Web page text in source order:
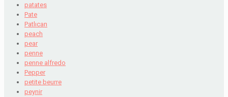
patates
Pate
Patlıcan
peach
pear
penne
penne alfredo
Pepper
petite beurre
peynir